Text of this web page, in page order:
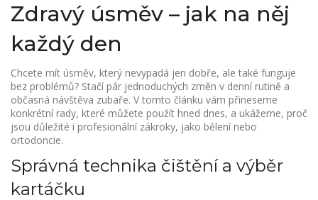
Zdravý úsměv – jak na něj
každý den
Chcete mít úsměv, který nevypadá jen dobře, ale také funguje
bez problémů? Stačí pár jednoduchých změn v denní rutině a
občasná návštěva zubaře. V tomto článku vám přineseme
konkrétní rady, které můžete použít hned dnes, a ukážeme, proč
jsou důležité i profesionální zákroky, jako bělení nebo
ortodoncie.
Správná technika čištění a výběr
kartáčku